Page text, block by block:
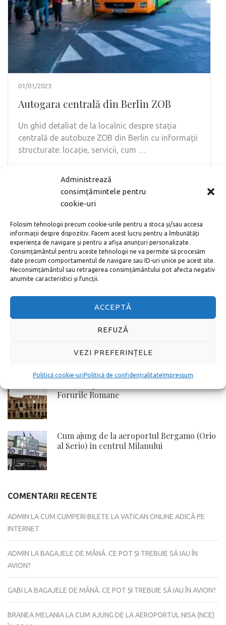
Administrează
consimțămintele pentru
cookie-uri
Folosim tehnologii precum cookie-urile pentru a stoca și/sau accesa
informații despre dispozitiv. Facem acest lucru pentru a îmbunătăți
experiența de navigare și pentru a afișa anunțuri personalizate.
Consimțământul pentru aceste tehnologii ne va permite să procesăm
date precum comportamentul de navigare sau ID-uri unice pe acest site.
Neconsimțământul sau retragerea consimțământului pot afecta negativ
anumite caracteristici și funcții.
ACCEPTĂ
REFUZĂ
VEZI PREFERINȚELE
Politică cookie-uriPolitică de confidențialitateImpressum
01/01/2023
Autogara centrală din Berlin ZOB
Un ghid detaliat de la localnic despre stația
centrală de autobuze ZOB din Berlin cu informații
structurate: locație, servicii, cum …
MAI DEPARTE
Noul aeroport din Istanbul – cum ajung în
centru
Cum cumperi bilete la Vatican online adică
Toate metodele de a ajunge de la
Berlin
Forurile Romane
Cum ajung de la aeroportul Bergamo (Orio
al Serio) în centrul Milanului
COMENTARII RECENTE
ADMIN LACUM CUMPERI BILETE LA VATICAN ONLINE ADICĂ PE
INTERNET
ADMIN LABAGAJELE DE MÂNĂ. CE POT ȘI TREBUIE SĂ IAU ÎN
AVION?
GABI LABAGAJELE DE MÂNĂ. CE POT ȘI TREBUIE SĂ IAU ÎN AVION?
BRANEA MELANIALACUM AJUNG DE LA AEROPORTUL NISA (NCE)